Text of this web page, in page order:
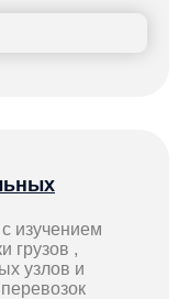
изучением
грузов ,
узлов и